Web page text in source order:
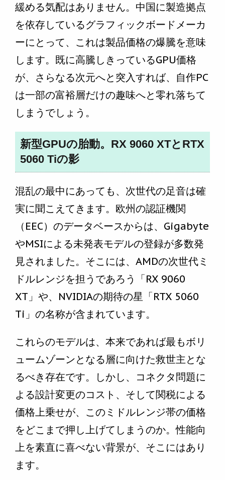
緩める気配はありません。中国に製造拠点
を依存しているグラフィックボードメーカ
ーにとって、これは製品価格の爆騰を意味
します。既に高騰しきっているGPU価格
が、さらなる次元へと突入すれば、自作PC
は一部の富裕層だけの趣味へと零れ落ちて
しまうでしょう。
新型GPUの胎動。RX 9060 XTとRTX
5060 Tiの影
混乱の最中にあっても、次世代の足音は確
実に聞こえてきます。欧州の認証機関
（EEC）のデータベースからは、Gigabyte
やMSIによる未発表モデルの登録が多数発
見されました。そこには、AMDの次世代ミ
ドルレンジを担うであろう「RX 9060
XT」や、NVIDIAの期待の星「RTX 5060
Ti」の名称が含まれています。
これらのモデルは、本来であれば最もボリ
ュームゾーンとなる層に向けた救世主とな
るべき存在です。しかし、コネクタ問題に
よる設計変更のコスト、そして関税による
価格上乗せが、このミドルレンジ帯の価格
をどこまで押し上げてしまうのか。性能向
上を素直に喜べない背景が、そこにはあり
ます。